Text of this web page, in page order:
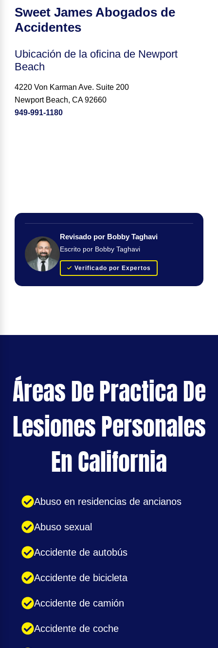
Sweet James Abogados de
Accidentes
Ubicación de la oficina de Newport
Beach
4220 Von Karman Ave. Suite 200
Newport Beach, CA 92660
949-991-1180
Revisado por Bobby Taghavi
Escrito por Bobby Taghavi
Verificado por Expertos
Áreas De Practica De
Lesiones Personales
En California
Abuso en residencias de ancianos
Abuso sexual
Accidente de autobús
Accidente de bicicleta
Accidente de camión
Accidente de coche